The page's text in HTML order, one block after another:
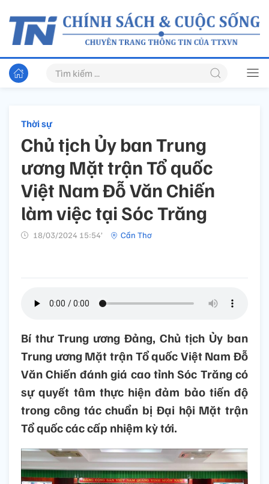
Thời sự
Chủ tịch Ủy ban Trung
ương Mặt trận Tổ quốc
Việt Nam Đỗ Văn Chiến
làm việc tại Sóc Trăng
18/03/2024 15:54’ Cần Thơ
Bí thư Trung ương Đảng, Chủ tịch Ủy ban
Trung ương Mặt trận Tổ quốc Việt Nam Đỗ
Văn Chiến đánh giá cao tỉnh Sóc Trăng có
sự quyết tâm thực hiện đảm bảo tiến độ
trong công tác chuẩn bị Đại hội Mặt trận
Tổ quốc các cấp nhiệm kỳ tới.